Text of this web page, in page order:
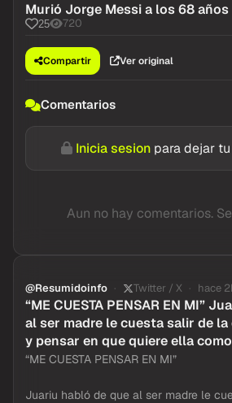
Murió Jorge Messi a los 68 años
25 720
Compartir Ver original
Comentarios
Inicia sesion para dejar
Aun no hay comentarios.
@Resumidoinfo Twitter / X hace
“ME CUESTA PENSAR EN MI”
al ser madre le cuesta salir de
y pensar en que quiere ella
“ME CUESTA PENSAR EN MI”
Juariu habló de que al ser madre le